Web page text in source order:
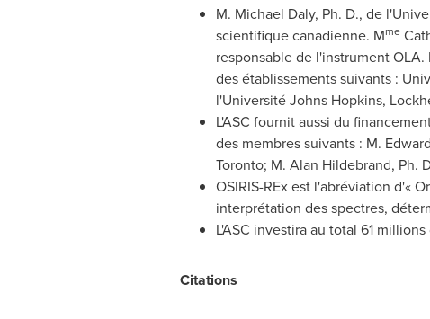
M. Michael Daly, Ph. D., de
scientifique canadienne. Mme
responsable de l'instrument
des établissements suivants :
l'UniversitéJohns Hopkins,
L'ASC fournit aussi du
des membres suivants : M.
Toronto; M. Alan Hildebrand, Ph.
OSIRIS-REx est l'abréviation d'«
interprétation des spectres,
L'ASC investira au total 61
Citations